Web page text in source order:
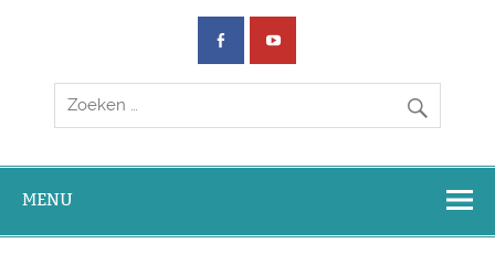
MENU